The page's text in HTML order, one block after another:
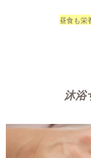
昼食も栄
沐浴